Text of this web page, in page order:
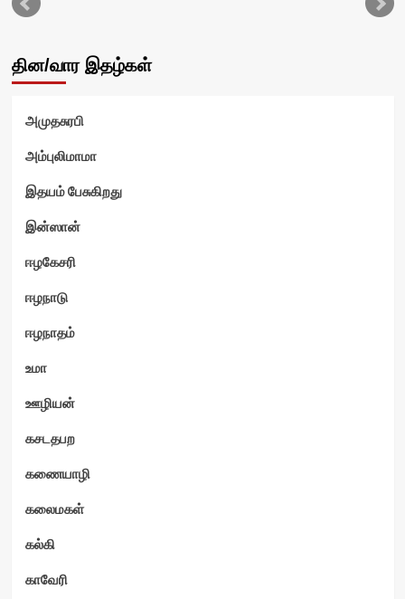
தின/வார இதழ்கள்
அமுதசுரபி
அம்புலிமாமா
இதயம் பேசுகிறது
இன்ஸான்
ஈழகேசரி
ஈழநாடு
ஈழநாதம்
உமா
ஊழியன்
கசடதபற
கணையாழி
கலைமகள்
கல்கி
காவேரி